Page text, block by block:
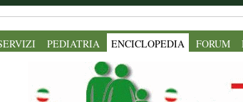
PEDIATRIA ENCICLOPEDIA FORUM